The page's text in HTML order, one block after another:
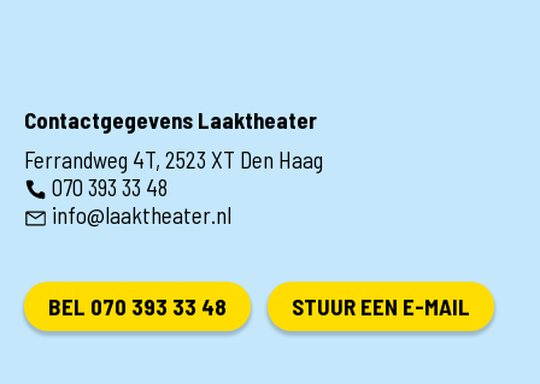
Contactgegevens Laaktheater
Ferrandweg 4T, 2523 XT Den Haag
070 393 33 48
info@laaktheater.nl
BEL 070 393 33 48 STUUR EEN E-MAIL